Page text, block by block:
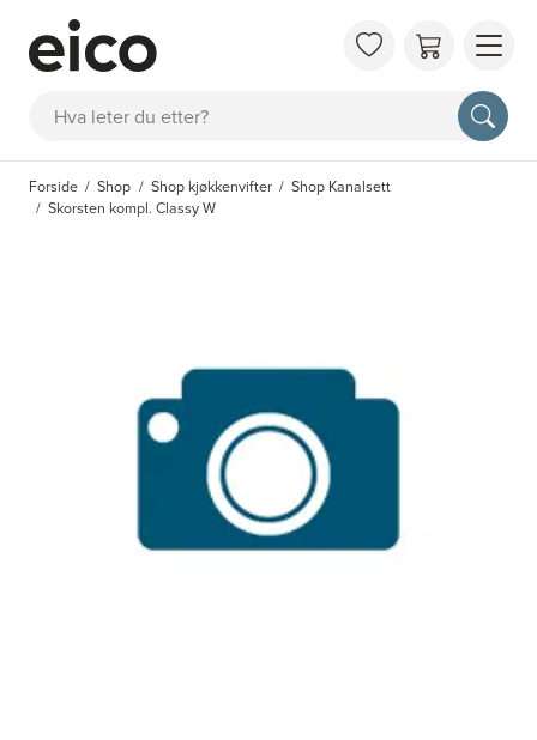
Søk
OM
FAQ
Forside Shop Shop kjøkkenvifter
Shop Kanalsett
Skorsten kompl. Classy W